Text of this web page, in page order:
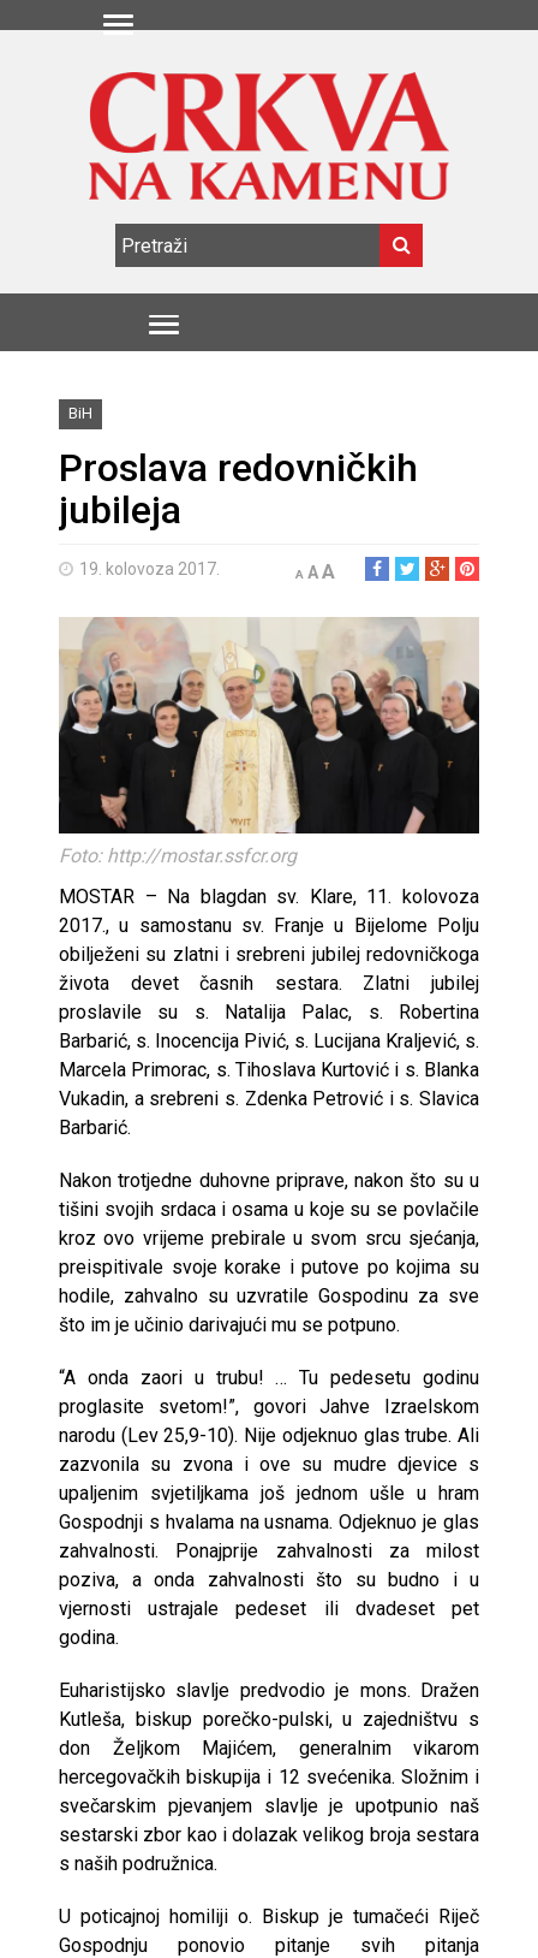
BiH
Proslava redovničkih
jubileja
19. kolovoza 2017. A AA
Foto: http://mostar.ssfcr.org
MOSTAR – Na blagdan sv. Klare, 11. kolovoza
2017., u samostanu sv. Franje u Bijelome Polju
obilježeni su zlatni i srebreni jubilej redovničkoga
života devet časnih sestara. Zlatni jubilej
proslavile su s. Natalija Palac, s. Robertina
Barbarić, s. Inocencija Pivić, s. Lucijana Kraljević, s.
Marcela Primorac, s. Tihoslava Kurtović i s. Blanka
Vukadin, a srebreni s. Zdenka Petrović i s. Slavica
Barbarić.
Nakon trotjedne duhovne priprave, nakon što su u
tišini svojih srdaca i osama u koje su se povlačile
kroz ovo vrijeme prebirale u svom srcu sjećanja,
preispitivale svoje korake i putove po kojima su
hodile, zahvalno su uzvratile Gospodinu za sve
što im je učinio darivajući mu se potpuno.
“A onda zaori u trubu! … Tu pedesetu godinu
proglasite svetom!”, govori Jahve Izraelskom
narodu (Lev 25,9-10). Nije odjeknuo glas trube. Ali
zazvonila su zvona i ove su mudre djevice s
upaljenim svjetiljkama još jednom ušle u hram
Gospodnji s hvalama na usnama. Odjeknuo je glas
zahvalnosti. Ponajprije zahvalnosti za milost
poziva, a onda zahvalnosti što su budno i u
vjernosti ustrajale pedeset ili dvadeset pet
godina.
Euharistijsko slavlje predvodio je mons. Dražen
Kutleša, biskup porečko-pulski, u zajedništvu s
don Željkom Majićem, generalnim vikarom
hercegovačkih biskupija i 12 svećenika. Složnim i
svečarskim pjevanjem slavlje je upotpunio naš
sestarski zbor kao i dolazak velikog broja sestara
s naših podružnica.
U poticajnoj homiliji o. Biskup je tumačeći Riječ
Gospodnju ponovio pitanje svih pitanja